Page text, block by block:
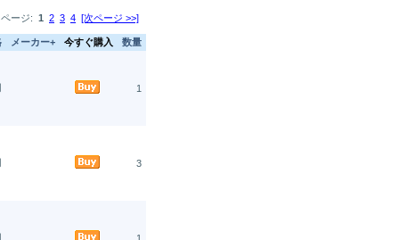
ページ: 1 2 3 4 [次ページ >>]
メーカー+ 今すぐ購入 数量
1
3